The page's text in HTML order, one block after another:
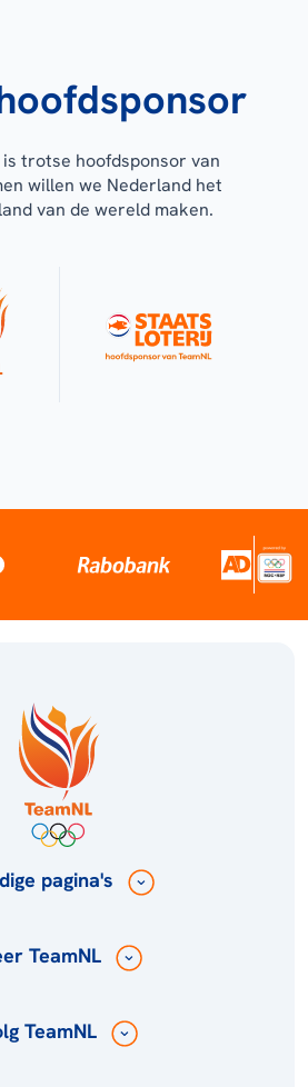
trotse hoofdsponsor van
willen we Nederland het
van de wereld maken.
pagina's
TeamNL
TeamNL